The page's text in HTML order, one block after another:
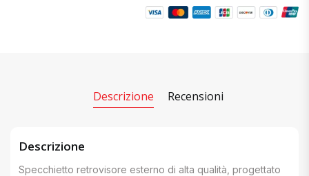
Descrizione Recensioni
Descrizione
Specchietto retrovisore esterno di alta qualità, progettato